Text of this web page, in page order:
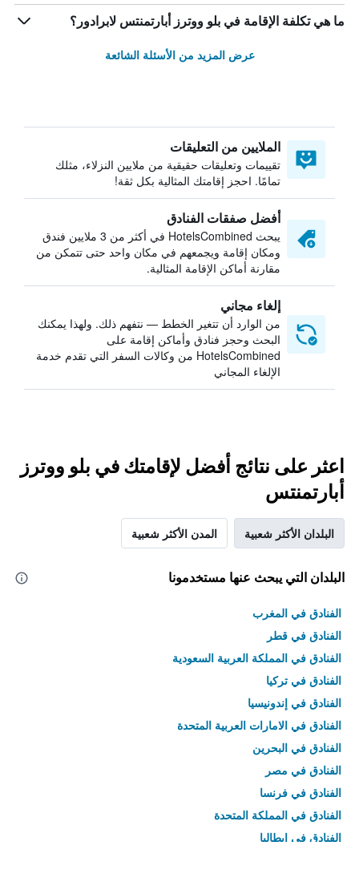
ما هي تكلفة الإقامة في بلو ووترز أبارتمنتس لابرادور؟
عرض المزيد من الأسئلة الشائعة
الملايين من التعليقات
تقييمات وتعليقات حقيقية من ملايين النزلاء، مثلك
تمامًا. احجز إقامتك المثالية بكل ثقة!
أفضل صفقات الفنادق
يبحث HotelsCombined في أكثر من 3 ملايين فندق
ومكان إقامة ويجمعهم في مكان واحد حتى تتمكن من
مقارنة أماكن الإقامة المثالية.
إلغاء مجاني
من الوارد أن تتغير الخطط — نتفهم ذلك. ولهذا يمكنك
البحث وحجز فنادق وأماكن إقامة على
HotelsCombined من وكالات السفر التي تقدم خدمة
الإلغاء المجاني
اعثر على نتائج أفضل لإقامتك في بلو ووترز
أبارتمنتس
البلدان الأكثر شعبية المدن الأكثر شعبية
البلدان التي يبحث عنها مستخدمونا
الفنادق في المغرب
الفنادق في قطر
الفنادق في المملكة العربية السعودية
الفنادق في تركيا
الفنادق في إندونيسيا
الفنادق في الامارات العربية المتحدة
الفنادق في البحرين
الفنادق في مصر
الفنادق في فرنسا
الفنادق في المملكة المتحدة
الفنادق في إيطاليا